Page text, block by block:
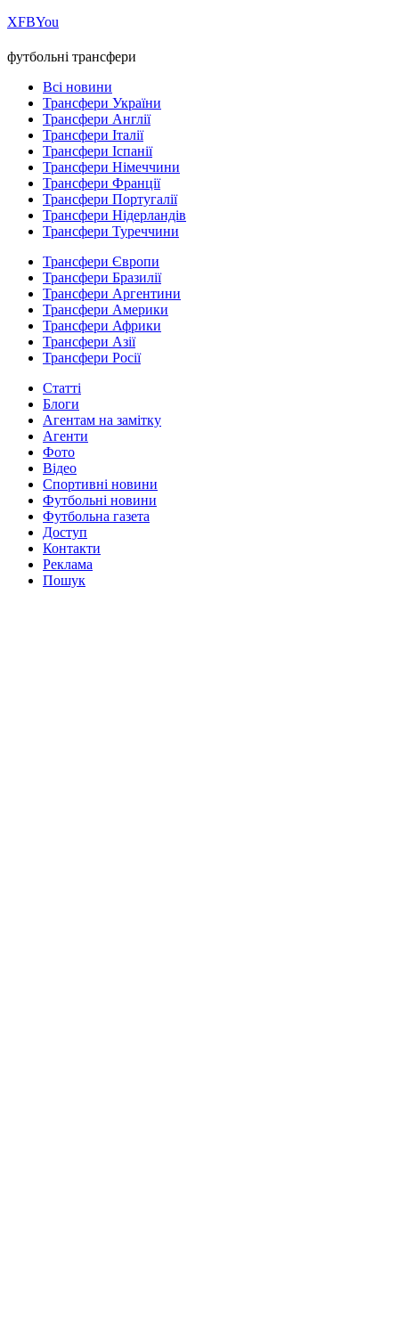
ХFBYou
футбольні трансфери
Всі новини
Трансфери України
Трансфери Англії
Трансфери Італії
Трансфери Іспанії
Трансфери Німеччини
Трансфери Франції
Трансфери Португалії
Трансфери Нідерландів
Трансфери Туреччини
Трансфери Європи
Трансфери Бразилії
Трансфери Аргентини
Трансфери Америки
Трансфери Африки
Трансфери Азії
Трансфери Росії
Статті
Блоги
Агентам на замітку
Агенти
Фото
Відео
Спортивні новини
Футбольні новини
Футбольна газета
Доступ
Контакти
Реклама
Пошук